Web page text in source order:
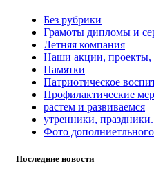
Без рубрики
Грамоты дипломы и
Летняя компания
Наши акции, проекты,
Памятки
Патриотическое
Профилактические
растем и развиваемся
утренники,
Фото
Последние новости